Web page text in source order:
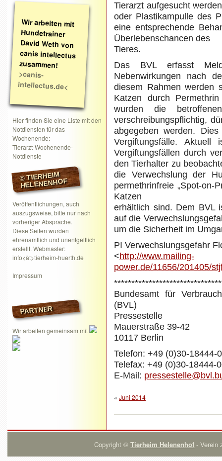
Wir arbeiten mit
Hundetrainer
David Weth von
canis intellectus
zusammen!
>canis-
intellectus.de<
Hier finden Sie eine Liste mit den
Notdiensten für das
Wochenende:
Tierarzt-Wochenende-
Notdienste
© TIERHEIM
HELENENHOF
Veröffentlichungen, auch
auszugsweise, bitte nur nach
vorheriger Absprache.
Diese Seiten wurden
ehrenamtlich und unentgeltlich
erstellt. Webmaster:
info<ät>tierheim-huerth.de
Impressum
PARTNER
Wir arbeiten gemeinsam mit
Tierarzt aufgesucht
oder Plastikampulle des
eine entsprechende
Überlebenschancen des
Tieres.
Das BVL erfasst
Nebenwirkungen nach
diesem Rahmen werden
Katzen durch
wurden die
verschreibungspflichtig,
abgegeben werden.
Vergiftungsfälle.
Vergiftungsfällen durch
den Tierhalter zu
die Verwechslung der
permethrinfreie „Spot-on-
Katzen
erhältlich sind. Dem BVL
auf die
um die Sicherheit im
PI Verwechslungsgefahr
<http://www.mailing-
power.de/11656/201405/
Bundesamt für
(BVL)
Pressestelle
Mauerstraße 39-42
10117 Berlin
Telefon: +49 (0)30-18444-
Telefax: +49 (0)30-18444-
E-Mail:
« Juni 2014
Copyright ©Tierheim Helenenhof - Verein